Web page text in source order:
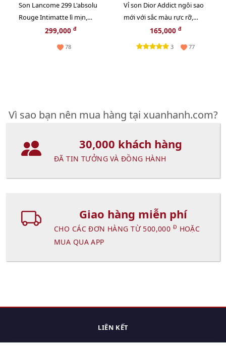
Son Lancome 299 L'absolu
Rouge Intimatte lì mịn,
French Cashmere cam đỏ
299,000 đ
78
Vỉ son Dior Addict ngôi sao
mới với sắc màu rực rỡ,
bóng mượt, giữ ẩm 24h
165,000 đ
3 77
Vì sao bạn nên mua hàng tại xuanhanh.com?
30,000 khách hàng
ĐÃ TIN TƯỞNG VÀ ĐỒNG HÀNH
Giao hàng miễn phí
CHO CÁC ĐƠN HÀNG TỪ 500,000 Đ HOẶC
MUA QUA APP
LIÊN KẾT